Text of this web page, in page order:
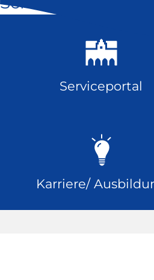
Serviceportal
Karriere/